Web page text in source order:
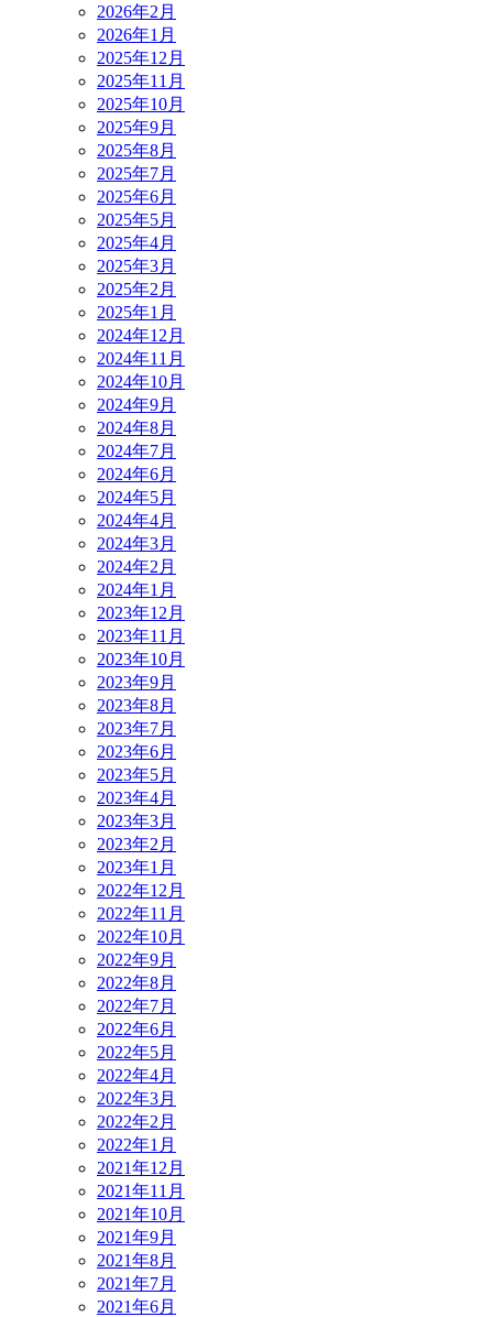
2026年2月
2026年1月
2025年12月
2025年11月
2025年10月
2025年9月
2025年8月
2025年7月
2025年6月
2025年5月
2025年4月
2025年3月
2025年2月
2025年1月
2024年12月
2024年11月
2024年10月
2024年9月
2024年8月
2024年7月
2024年6月
2024年5月
2024年4月
2024年3月
2024年2月
2024年1月
2023年12月
2023年11月
2023年10月
2023年9月
2023年8月
2023年7月
2023年6月
2023年5月
2023年4月
2023年3月
2023年2月
2023年1月
2022年12月
2022年11月
2022年10月
2022年9月
2022年8月
2022年7月
2022年6月
2022年5月
2022年4月
2022年3月
2022年2月
2022年1月
2021年12月
2021年11月
2021年10月
2021年9月
2021年8月
2021年7月
2021年6月